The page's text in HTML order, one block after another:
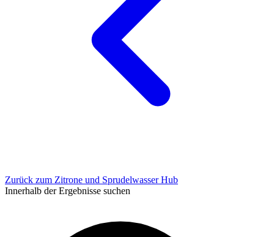
Zurück zum Zitrone und Sprudelwasser Hub
Innerhalb der Ergebnisse suchen